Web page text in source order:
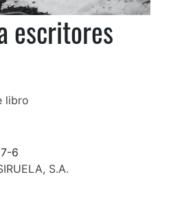
escritores
libro
6
S.A.